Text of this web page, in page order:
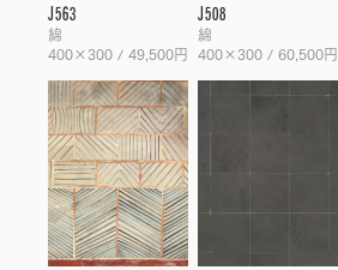
J563
綿
400×300 / 49,500円
J508
綿
400×300 / 60,500円